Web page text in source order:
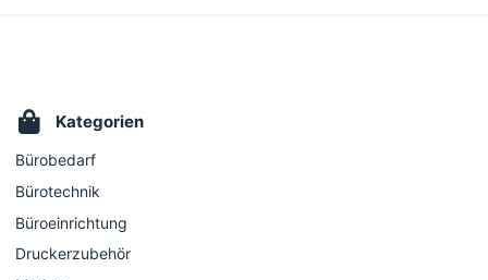
Kategorien
Bürobedarf
Bürotechnik
Büroeinrichtung
Druckerzubehör